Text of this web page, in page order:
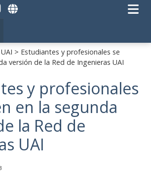
> Estudiantes y profesionales se
versión de la Red de Ingenieras UAI
y profesionales
en la segunda
la Red de
UAI